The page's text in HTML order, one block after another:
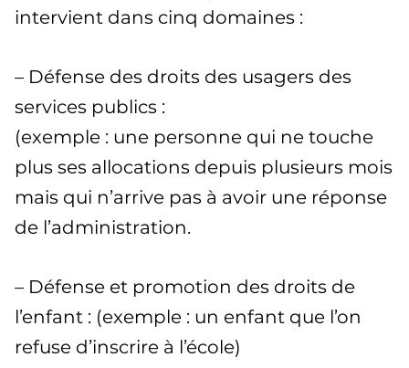
intervient dans cinq domaines :
– Défense des droits des usagers des
services publics :
(exemple : une personne qui ne touche
plus ses allocations depuis plusieurs mois
mais qui n’arrive pas à avoir une réponse
de l’administration.
– Défense et promotion des droits de
l’enfant : (exemple : un enfant que l’on
refuse d’inscrire à l’école)